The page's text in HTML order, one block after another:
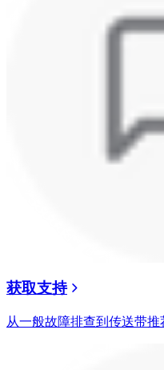
获取支持
从一般故障排查到传送带